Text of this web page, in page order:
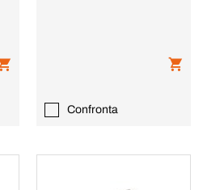
Confronta